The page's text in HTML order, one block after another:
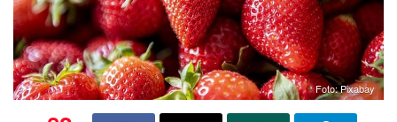
Foto: Pixabay